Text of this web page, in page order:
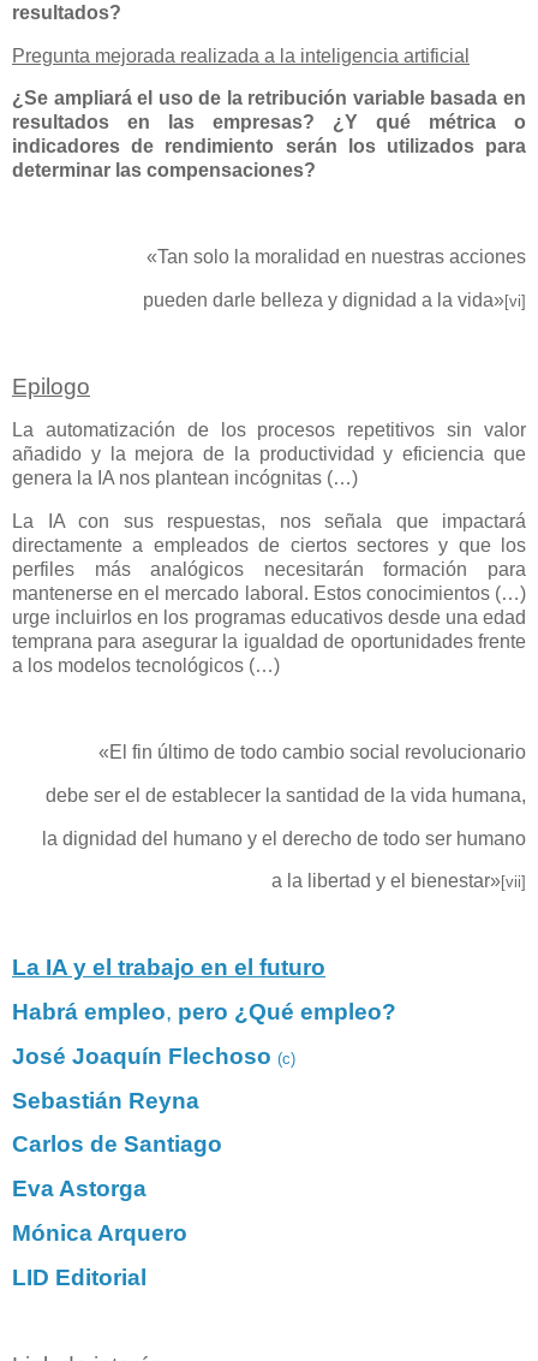
resultados?
Pregunta mejorada realizada a la inteligencia artificial
¿Se ampliará el uso de la retribución variable basada en
resultados en las empresas? ¿Y qué métrica o
indicadores de rendimiento serán los utilizados para
determinar las compensaciones?
«Tan solo la moralidad en nuestras acciones
pueden darle belleza y dignidad a la vida»[vi]
Epilogo
La automatización de los procesos repetitivos sin valor
añadido y la mejora de la productividad y eficiencia que
genera la IA nos plantean incógnitas (…)
La IA con sus respuestas, nos señala que impactará
directamente a empleados de ciertos sectores y que los
perfiles más analógicos necesitarán formación para
mantenerse en el mercado laboral. Estos conocimientos (…)
urge incluirlos en los programas educativos desde una edad
temprana para asegurar la igualdad de oportunidades frente
a los modelos tecnológicos (…)
«El fin último de todo cambio social revolucionario
debe ser el de establecer la santidad de la vida humana,
la dignidad del humano y el derecho de todo ser humano
a la libertad y el bienestar»[vii]
La IA y el trabajo en el futuro
Habrá empleo, pero ¿Qué empleo?
José Joaquín Flechoso (c)
Sebastián Reyna
Carlos de Santiago
Eva Astorga
Mónica Arquero
LID Editorial